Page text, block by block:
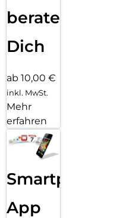
beraten
Dich
ab 10,00 €
inkl. MwSt.
Mehr
erfahren
Smartphone
App